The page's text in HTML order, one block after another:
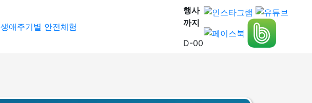
생애주기별 안전체험
행사
까지
D-00